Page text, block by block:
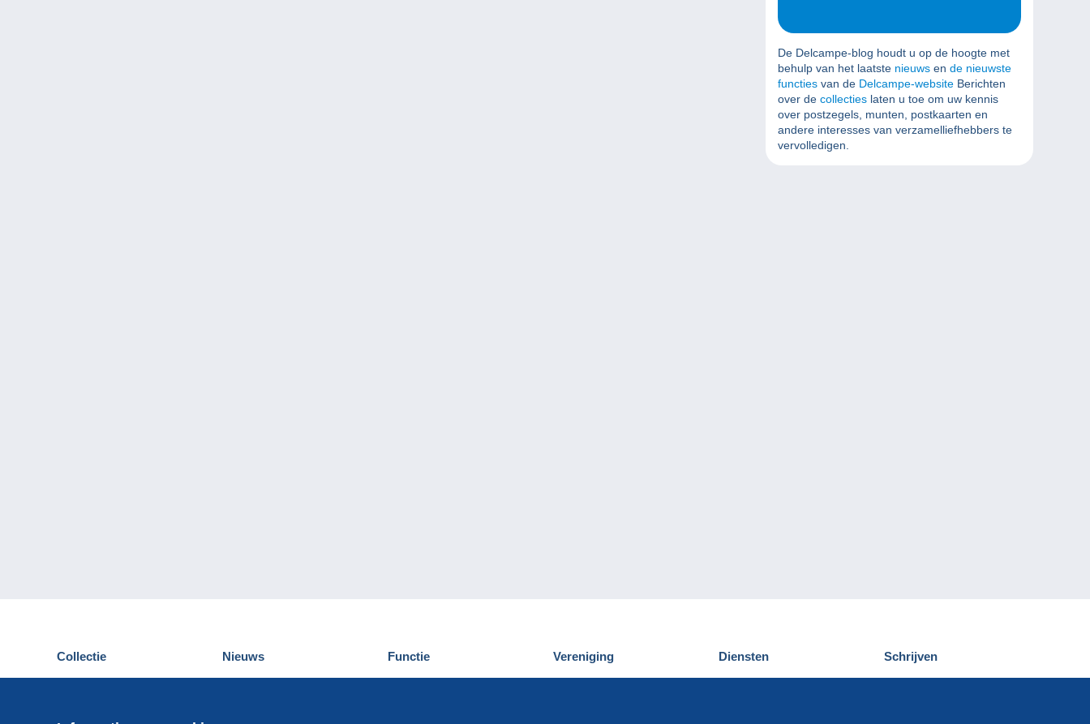
De Delcampe-blog houdt u op de hoogte met
behulp van het laatste nieuws en de nieuwste
functies van de Delcampe-website Berichten
over de collecties laten u toe om uw kennis
over postzegels, munten, postkaarten en
andere interesses van verzamelliefhebbers te
vervolledigen.
Collectie
Postkaarten
Nieuws
Delcampe Evenementen
Functie
Nieuwigheden
Vereniging
Wie zijn wij
Diensten
Delcampe ontdekken
Schrijven